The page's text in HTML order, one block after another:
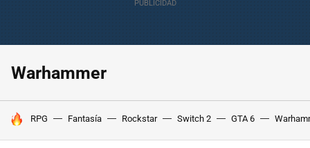
Warhammer
HOY SE HABLA DE
RPG Fantasía Rockstar Switch 2 GTA 6